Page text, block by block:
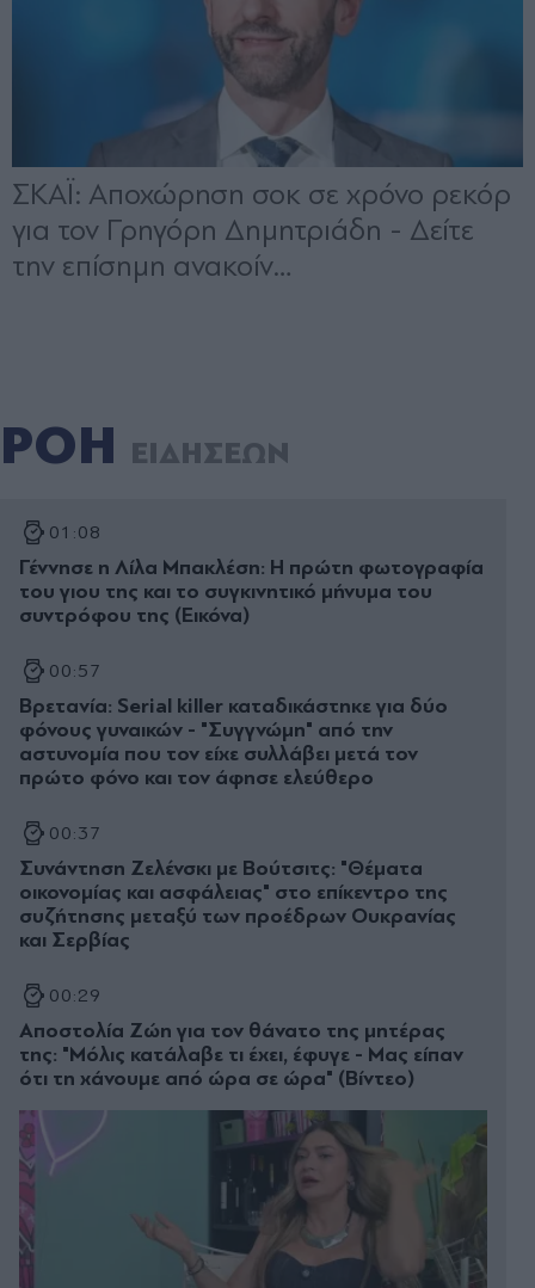
ΡΟΗ ΕΙΔΗΣΕΩΝ
01:08
Γέννησε η Λίλα Μπακλέση: Η πρώτη φωτογραφία
του γιου της και το συγκινητικό μήνυμα του
συντρόφου της (Εικόνα)
00:57
Βρετανία: Serial killer καταδικάστηκε για δύο
φόνους γυναικών - "Συγγνώμη" από την
αστυνομία που τον είχε συλλάβει μετά τον
πρώτο φόνο και τον άφησε ελεύθερο
00:37
Συνάντηση Ζελένσκι με Βούτσιτς: "Θέματα
οικονομίας και ασφάλειας" στο επίκεντρο της
συζήτησης μεταξύ των προέδρων Ουκρανίας
και Σερβίας
00:29
Αποστολία Ζώη για τον θάνατο της μητέρας
της: "Μόλις κατάλαβε τι έχει, έφυγε - Μας είπαν
ότι τη χάνουμε από ώρα σε ώρα" (Βίντεο)